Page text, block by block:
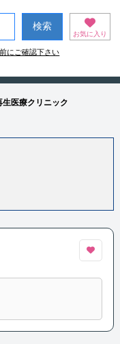
お気に入り
にご確認下さい
生医療クリニック